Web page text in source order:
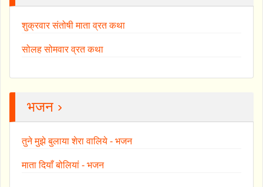
शुक्रवार संतोषी माता व्रत कथा
सोलह सोमवार व्रत कथा
भजन ›
तुने मुझे बुलाया शेरा वालिये - भजन
माता दियाँ बोलियां - भजन